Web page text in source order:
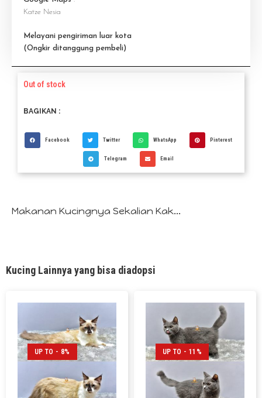
Katze Nesia
Melayani pengiriman luar kota
(Ongkir ditanggung pembeli)
Out of stock
BAGIKAN :
Facebook Twitter WhatsApp Pinterest
Telegram Email
Makanan Kucingnya Sekalian Kak...
Kucing Lainnya yang bisa diadopsi
UP TO - 8% UP TO - 11%